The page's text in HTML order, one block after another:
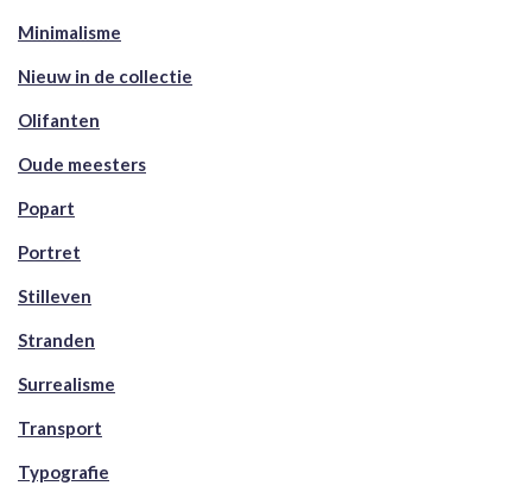
Minimalisme
Nieuw in de collectie
Olifanten
Oude meesters
Popart
Portret
Stilleven
Stranden
Surrealisme
Transport
Typografie